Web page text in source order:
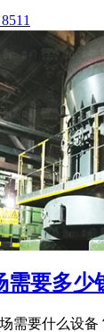
需要多少
需要什么设